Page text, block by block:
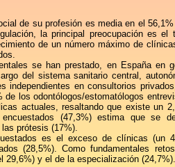
de su profesión es media en el
la principal preocupación es el
de un número máximo de
se han prestado, en España en
del sistema sanitario central,
independientes en consultorios
los odontólogos/estomatólogos
actuales, resaltando que existe un
(47,3%) estima que se
prótesis (17%).
es el exceso de clínicas (un
(28,5%). Como fundamentales
29,6%) y el de la especialización (24,7%).